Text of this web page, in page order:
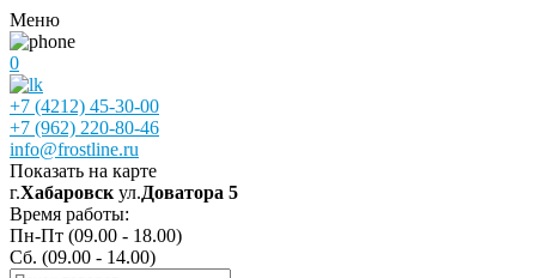
Меню
0
+7 (4212) 45-30-00
+7 (962) 220-80-46
info@frostline.ru
Показать на карте
г.Хабаровск ул.Доватора 5
Время работы:
Пн-Пт (09.00 - 18.00)
Сб. (09.00 - 14.00)